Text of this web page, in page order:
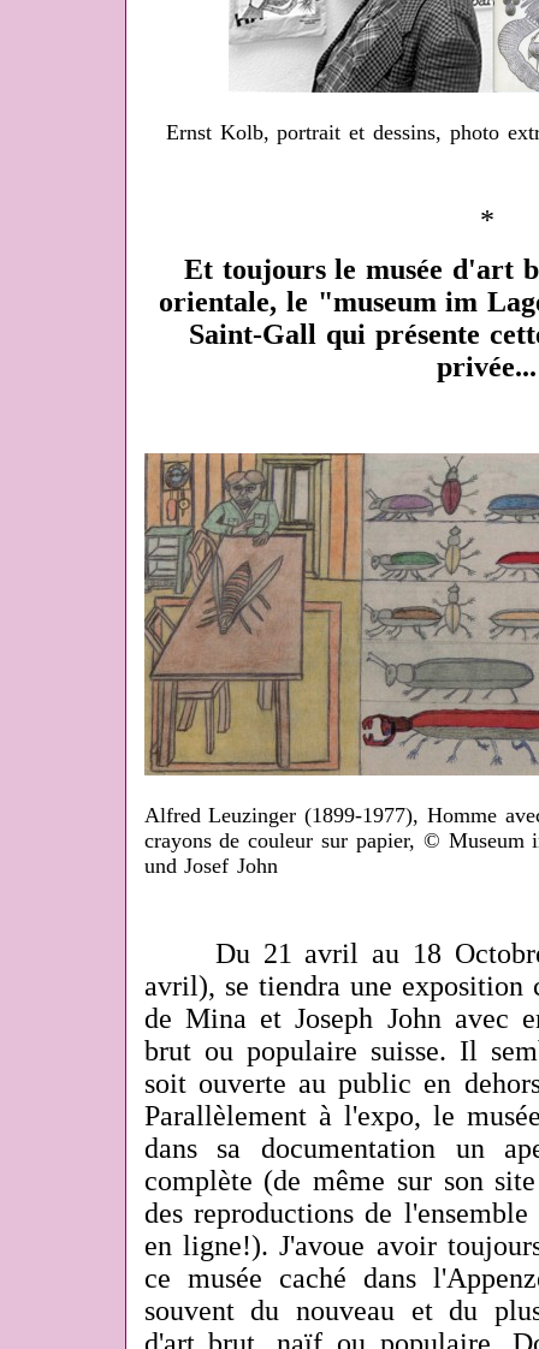
Ernst Kolb, portrait et dessins, photo
*
Et toujours le musée d'art
orientale, le "museum im
Saint-Gall qui présente
privée...
Alfred Leuzinger (1899-1977), Homme
crayons de couleur sur papier, © Museum
und Josef John
Du 21 avril au 18
avril), se tiendra une exposition
de Mina et Joseph John avec
brut ou populaire suisse. Il
soit ouverte au public en
Parallèlement à l'expo, le
dans sa documentation un
complète (de même sur son
des reproductions de
en ligne!). J'avoue avoir
ce musée caché dans
souvent du nouveau et du